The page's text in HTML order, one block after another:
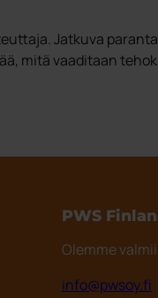
Jatkuva
mitä vaaditaan
PWS
Olemme
info@pwsoy.fi